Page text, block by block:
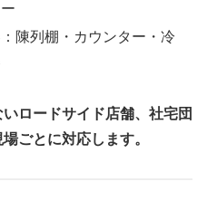
陳列棚・カウンター・冷
ロードサイド店舗、社宅団
ごとに対応します。